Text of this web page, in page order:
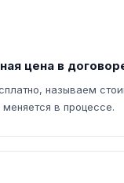
цена в
называем
в процессе.